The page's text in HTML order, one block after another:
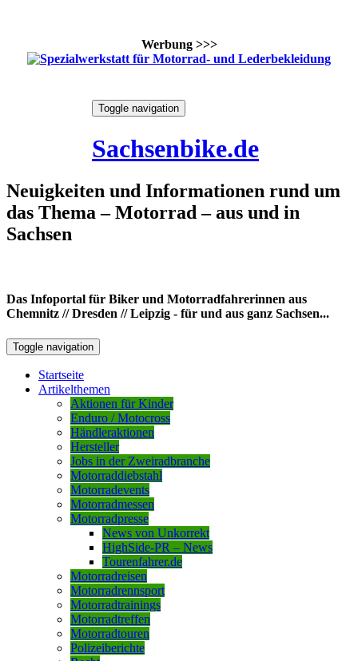
Werbung >>>
Toggle navigation
Sachsenbike.de
Neuigkeiten und Informationen rund um
das Thema – Motorrad – aus und in
Sachsen
Das Infoportal für Biker und Motorradfahrerinnen aus
Chemnitz // Dresden // Leipzig - für und aus ganz Sachsen...
Toggle navigation
Startseite
Artikelthemen
Aktionen für Kinder
Enduro / Motocross
Händleraktionen
Hersteller
Jobs in der Zweiradbranche
Motorraddiebstahl
Motorradevents
Motorradmessen
Motorradpresse
News von Unkorrekt
HighSide-PR – News
Tourenfahrer.de
Motorradreisen
Motorradrennsport
Motorradtrainings
Motorradtreffen
Motorradtouren
Polizeiberichte